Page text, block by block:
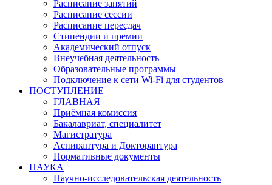
Расписание занятий
Расписание сессии
Расписание пересдач
Стипендии и премии
Академический отпуск
Внеучебная деятельность
Образовательные программы
Подключение к сети Wi-Fi для студентов
ПОСТУПЛЕНИЕ
ГЛАВНАЯ
Приёмная комиссия
Бакалавриат, специалитет
Магистратура
Аспирантура и Докторантура
Нормативные документы
НАУКА
Научно-исследовательская деятельность